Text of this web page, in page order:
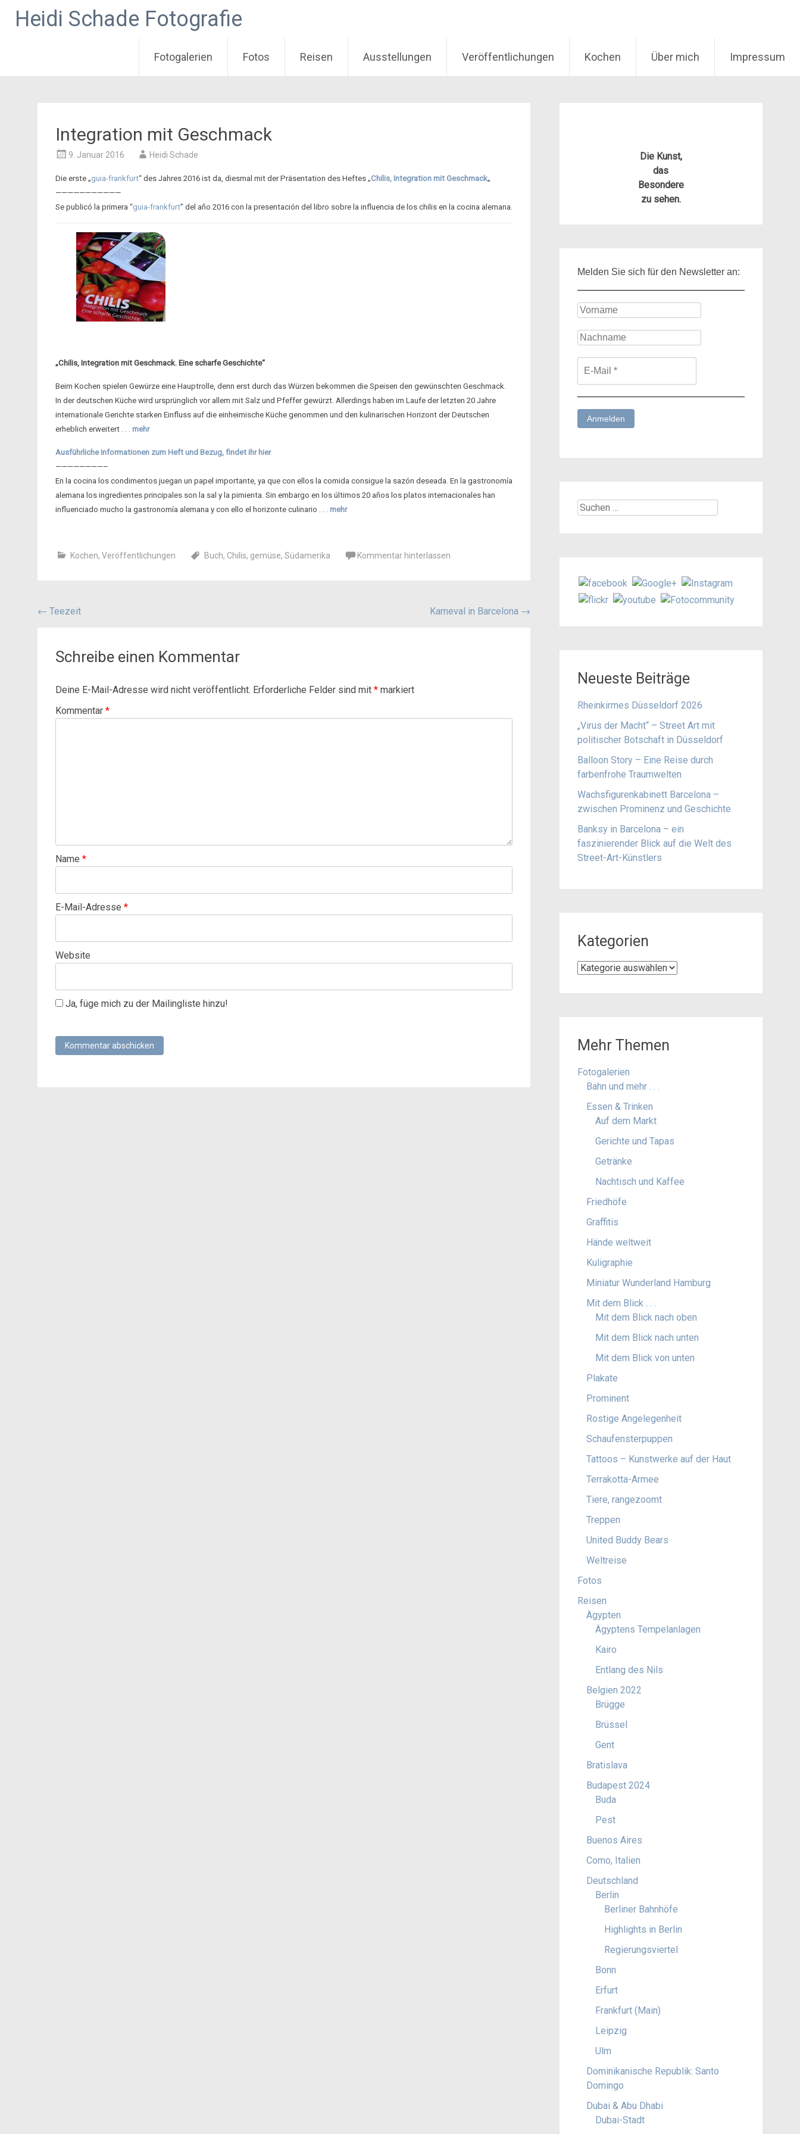
Heidi Schade Fotografie
Fotogalerien Fotos Reisen Ausstellungen Veröffentlichungen Kochen Über mich Impressum
Integration mit Geschmack
9. Januar 2016 Heidi Schade
Die erste „guia-frankfurt“ des Jahres 2016 ist da, diesmal mit der Präsentation des Heftes „Chilis, Integration mit Geschmack„
———————————
Se publicó la primera “guia-frankfurt” del año 2016 con la presentación del libro sobre la influencia de los chilis en la cocina alemana.
„Chilis, Integration mit Geschmack. Eine scharfe Geschichte“
Beim Kochen spielen Gewürze eine Hauptrolle, denn erst durch das Würzen bekommen die Speisen den gewünschten Geschmack.
In der deutschen Küche wird ursprünglich vor allem mit Salz und Pfeffer gewürzt. Allerdings haben im Laufe der letzten 20 Jahre
internationale Gerichte starken Einfluss auf die einheimische Küche genommen und den kulinarischen Horizont der Deutschen
erheblich erweitert . . . mehr
Ausführliche Informationen zum Heft und Bezug, findet ihr hier.
————————–
En la cocina los condimentos juegan un papel importante, ya que con ellos la comida consigue la sazón deseada. En la gastronomía
alemana los ingredientes principales son la sal y la pimienta. Sin embargo en los últimos 20 años los platos internacionales han
influenciado mucho la gastronomía alemana y con ello el horizonte culinario . . . mehr
Kochen, Veröffentlichungen Buch, Chilis, gemüse, Südamerika Kommentar hinterlassen
Beitragsnavigation
← Teezeit Karneval in Barcelona →
Schreibe einen Kommentar
Deine E-Mail-Adresse wird nicht veröffentlicht. Erforderliche Felder sind mit * markiert
Kommentar *
Name *
E-Mail-Adresse *
Website
Ja, füge mich zu der Mailingliste hinzu!
Die Kunst,
das
Besondere
zu sehen.
Melden Sie sich für den Newsletter an:
Suchen
Neueste Beiträge
Rheinkirmes Düsseldorf 2026
„Virus der Macht“ – Street Art mit
politischer Botschaft in Düsseldorf
Balloon Story – Eine Reise durch
farbenfrohe Traumwelten
Wachsfigurenkabinett Barcelona –
zwischen Prominenz und Geschichte
Banksy in Barcelona – ein
faszinierender Blick auf die Welt des
Street-Art-Künstlers
Kategorien
Kategorien
Mehr Themen
Fotogalerien
Bahn und mehr . . .
Essen & Trinken
Auf dem Markt
Gerichte und Tapas
Getränke
Nachtisch und Kaffee
Friedhöfe
Graffitis
Hände weltweit
Kuligraphie
Miniatur Wunderland Hamburg
Mit dem Blick . . .
Mit dem Blick nach oben
Mit dem Blick nach unten
Mit dem Blick von unten
Plakate
Prominent
Rostige Angelegenheit
Schaufensterpuppen
Tattoos – Kunstwerke auf der Haut
Terrakotta-Armee
Tiere, rangezoomt
Treppen
United Buddy Bears
Weltreise
Fotos
Reisen
Ägypten
Ägyptens Tempelanlagen
Kairo
Entlang des Nils
Belgien 2022
Brügge
Brüssel
Gent
Bratislava
Budapest 2024
Buda
Pest
Buenos Aires
Como, Italien
Deutschland
Berlin
Berliner Bahnhöfe
Highlights in Berlin
Regierungsviertel
Bonn
Erfurt
Frankfurt (Main)
Leipzig
Ulm
Dominikanische Republik: Santo
Domingo
Dubai & Abu Dhabi
Dubai-Stadt